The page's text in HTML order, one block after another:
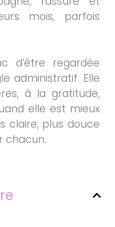
mois, parfois
d’être regardée
administratif. Elle
à la gratitude,
elle est mieux
claire, plus douce
chacun.